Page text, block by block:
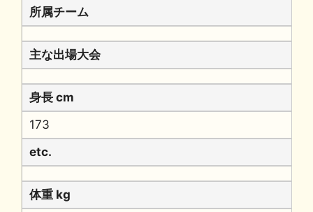
所属チーム
主な出場大会
身長 cm
173
etc.
体重 kg